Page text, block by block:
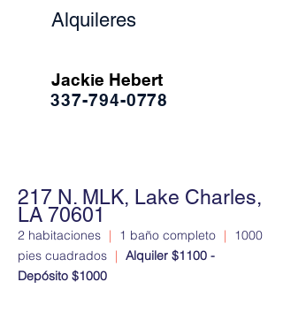
Alquileres
Jackie Hebert
337-794-0778
217 N. MLK, Lake Charles,
LA 70601
2 habitaciones | 1 baño completo |
1000
pies cuadrados | Alquiler $1100 -
Depósito $1000